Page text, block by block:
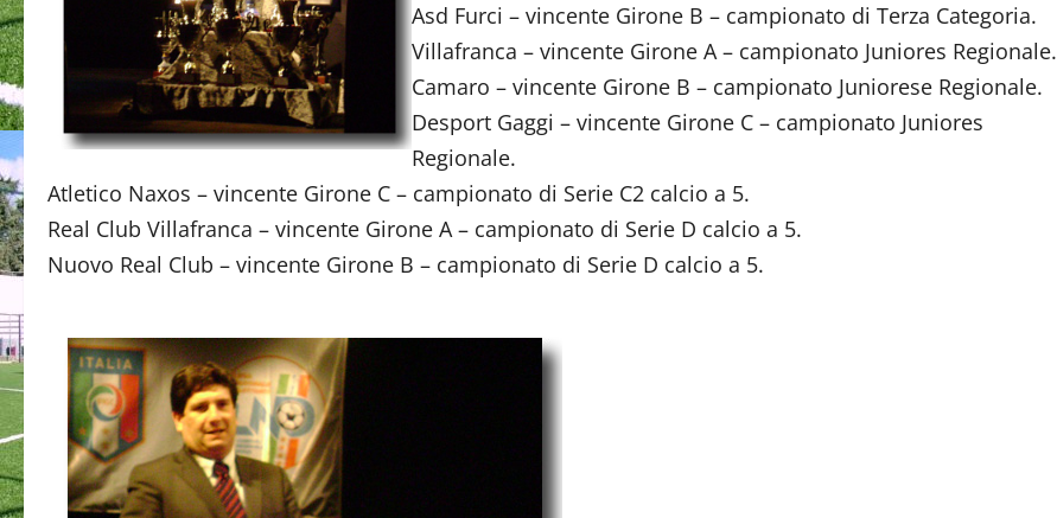
Asd Furci – vincente Girone B – campionato di Terza Categoria.
Villafranca – vincente Girone A – campionato Juniores Regionale.
Camaro – vincente Girone B – campionato Juniorese Regionale.
Desport Gaggi – vincente Girone C – campionato Juniores
Regionale.
Atletico Naxos – vincente Girone C – campionato di Serie C2 calcio a 5.
Real Club Villafranca – vincente Girone A – campionato di Serie D calcio a 5.
Nuovo Real Club – vincente Girone B – campionato di Serie D calcio a 5.